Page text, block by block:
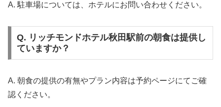
A. 駐車場については、ホテルにお問い合わせください。
Q. リッチモンドホテル秋田駅前の朝食は提供し
ていますか？
A. 朝食の提供の有無やプラン内容は予約ページにてご確
認ください。